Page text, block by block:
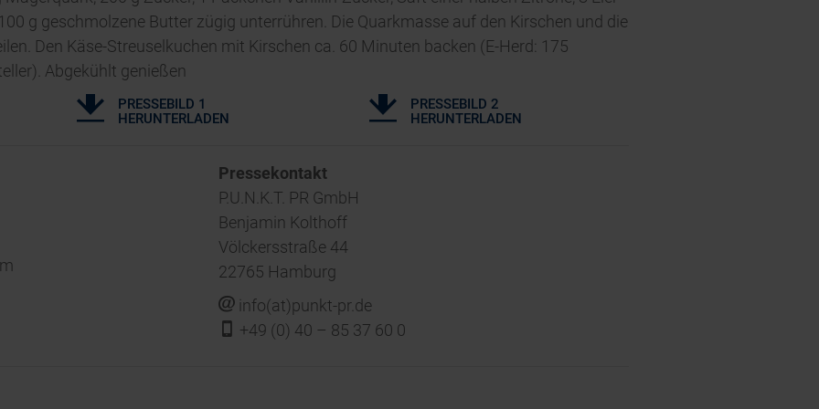
g geschmolzene Butter zügig unterrühren. Die Quarkmasse auf den Kirschen und die
Den Käse-Streuselkuchen mit Kirschen ca. 60 Minuten backen (E-Herd: 175
Abgekühlt genießen
PRESSEBILD 1
HERUNTERLADEN
PRESSEBILD 2
HERUNTERLADEN
‍Pressekontakt
P.U.N.K.T. PR GmbH
Benjamin Kolthoff
Völckersstraße 44
22765 Hamburg
j info(at)punkt-pr.de
f +49 (0) 40 – 85 37 60 0